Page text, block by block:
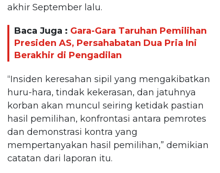
akhir September lalu.
Baca Juga : Gara-Gara Taruhan Pemilihan
Presiden AS, Persahabatan Dua Pria Ini
Berakhir di Pengadilan
“Insiden keresahan sipil yang mengakibatkan
huru-hara, tindak kekerasan, dan jatuhnya
korban akan muncul seiring ketidak pastian
hasil pemilihan, konfrontasi antara pemrotes
dan demonstrasi kontra yang
mempertanyakan hasil pemilihan,” demikian
catatan dari laporan itu.